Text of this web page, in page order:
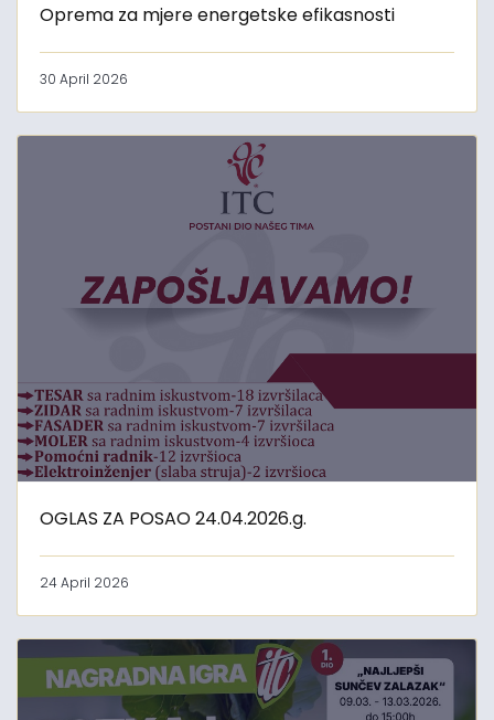
Oprema za mjere energetske efikasnosti
30 April 2026
OGLAS ZA POSAO 24.04.2026.g.
24 April 2026